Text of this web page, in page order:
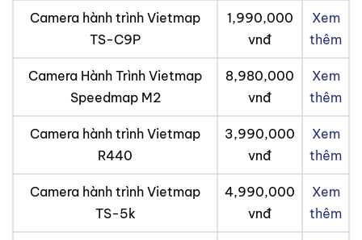
Camera hành trình Vietmap
TS-C9P
1,990,000
vnđ
Xem
thêm
Camera Hành Trình Vietmap
Speedmap M2
8,980,000
vnđ
Xem
thêm
Camera hành trình Vietmap
R440
3,990,000
vnđ
Xem
thêm
Camera hành trình Vietmap
TS-5k
4,990,000
vnđ
Xem
thêm